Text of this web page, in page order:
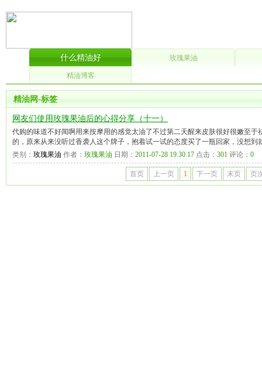
什么精油好 玫瑰果油
精油博客
精油网-标签
网友们使用玫瑰果油后的心得分享（十一）
代购的味道不好闻啊用来按摩用的感觉太油了不过第二天醒来皮肤很好很嫩至
的，原来从来没听过香袭人这个牌子，抱着试一试的态度买了一瓶回家，没想到
类别： 玫瑰果油 作者： 玫瑰果油 日期： 2011-07-28 19.30.17 点击： 301 评论： 0
首页 上一页 1 下一页 末页 页